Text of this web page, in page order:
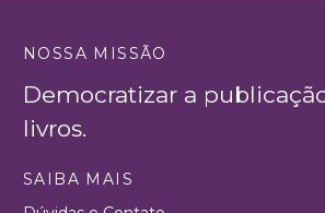
NOSSA MISSÃO
Democratizar a
livros.
SAIBA MAIS